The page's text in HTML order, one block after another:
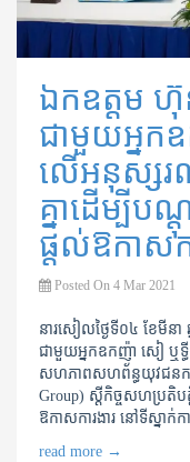
ឯកឧត្តម ហ៊ុ
ជាមួយអ្នក
លើអនុស្ស
គ្នាដើម្បី
ផ្តល់ឱកាសក
Posted On 4 Mar 2021
នារសៀលថ្ងៃទី​០៤​ ខែមីន
ជាមួយអ្នកឧកញ៉ា សៀ​ ឬទ្
សហភាពសហព័ន្ធ​យុវជនកម្
Group) ស្តីកិច្ចសហប្រតិប
ឱកាសការងារ​ នៅទីស្នា
read more →